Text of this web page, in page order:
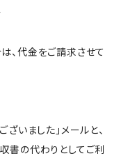
、代金をご請求させて
いました」メールと、
書の代わりとしてご利